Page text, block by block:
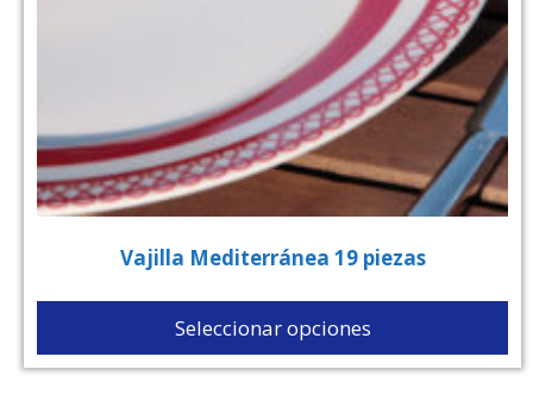
Vajilla Mediterránea 19 piezas
Seleccionar opciones